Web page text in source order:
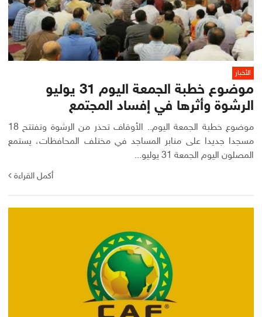
الأخبار
موضوع خطبة الجمعة اليوم 31 يوليو
الرشوة وأثرها في إفساد المجتمع
موضوع خطبة الجمعة اليوم.. الأوقاف تحذر من الرشوة وتفتتح 18
مسجدا جديدا على منابر المساجد في مختلف المحافظات، يستمع
المصلون اليوم الجمعة 31 يوليو...
أكمل القراءة